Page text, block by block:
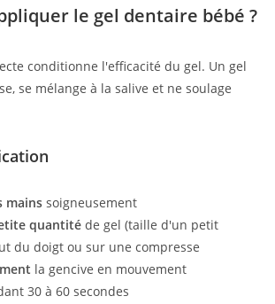
le gel dentaire bébé ?
conditionne l'efficacité du gel. Un gel
se mélange à la salive et ne soulage
mains soigneusement
quantité de gel (taille d'un petit
du doigt ou sur une compresse
la gencive en mouvement
30 à 60 secondes